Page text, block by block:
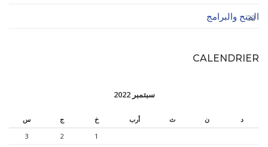
المنح والبرامج
32
CALENDRIER
سبتمبر 2022
د ن ث أرب خ ج
س
1
2
3